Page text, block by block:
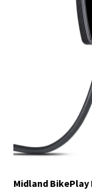
Midland